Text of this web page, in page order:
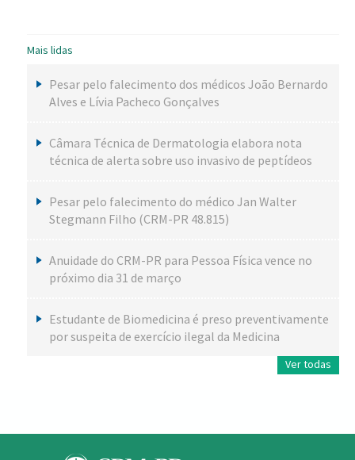
Mais lidas
Pesar pelo falecimento dos médicos João Bernardo
Alves e Lívia Pacheco Gonçalves
Câmara Técnica de Dermatologia elabora nota
técnica de alerta sobre uso invasivo de peptídeos
Pesar pelo falecimento do médico Jan Walter
Stegmann Filho (CRM-PR 48.815)
Anuidade do CRM-PR para Pessoa Física vence no
próximo dia 31 de março
Estudante de Biomedicina é preso preventivamente
por suspeita de exercício ilegal da Medicina
Ver todas